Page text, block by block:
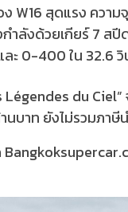
W16 สุดแรง คว
งด้วยเกียร์ 7 สปีด
ละ 0-400 ใน 32.6
du
บาท ยังไม่รวมภาษีน